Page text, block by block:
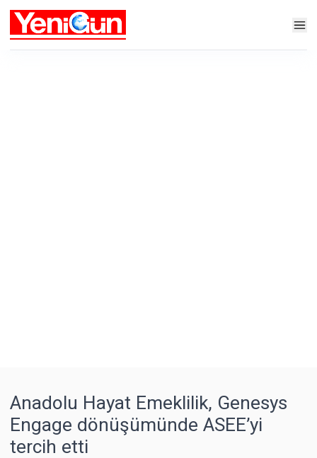
Anadolu Hayat Emeklilik, Genesys
Engage dönüşümünde ASEE’yi
tercih etti